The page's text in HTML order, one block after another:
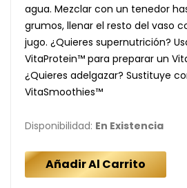
agua. Mezclar con un tenedor
grumos, llenar el resto del vaso
jugo. ¿Quieres supernutrición?
VitaProtein™ para preparar un
¿Quieres adelgazar? Sustituye
VitaSmoothies™
Disponibilidad: En Existencia
Añadir Al Carrito